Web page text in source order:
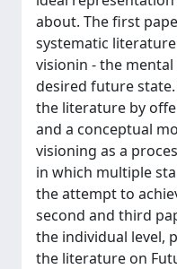
about. The first
systematic
visionin - the mental
desired future
the literature by
and a conceptual
visioning as a
in which multiple
the attempt to
second and third
the individual level,
the literature on